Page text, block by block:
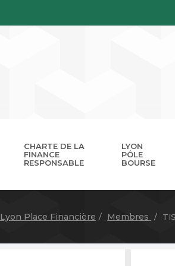
La
CHARTE DE LA
FINANCE
RESPONSABLE
LYON
PÔLE
BOURSE
Lyon Place Financière Membres